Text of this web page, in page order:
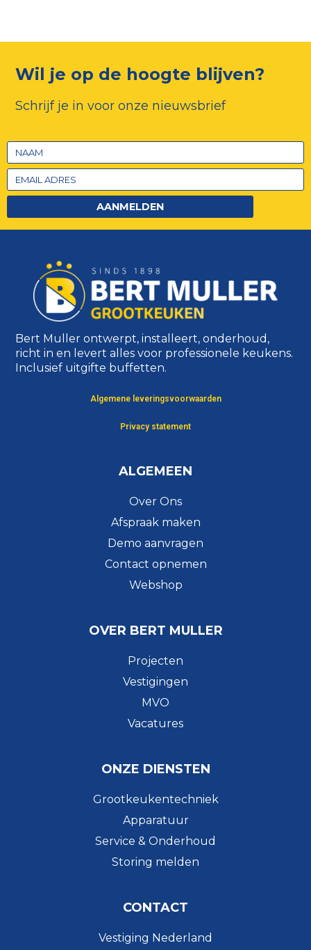
Wil je op de hoogte blijven?
Schrijf je in voor onze nieuwsbrief
AANMELDEN
Bert Muller ontwerpt, installeert, onderhoud,
richt in en levert alles voor professionele keukens.
Inclusief uitgifte buffetten.
Algemene leveringsvoorwaarden
Privacy statement
ALGEMEEN
Over Ons
Afspraak maken
Demo aanvragen
Contact opnemen
Webshop
OVER BERT MULLER
Projecten
Vestigingen
MVO
Vacatures
ONZE DIENSTEN
Grootkeukentechniek
Apparatuur
Service & Onderhoud
Storing melden
CONTACT
Vestiging Nederland